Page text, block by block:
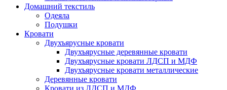
Домашний текстиль
Одеяла
Подушки
Кровати
Двухъярусные кровати
Двухъярусные деревянные кровати
Двухъярусные кровати ЛДСП и МДФ
Двухъярусные кровати металлические
Деревянные кровати
Кровати из ЛДСП и МДФ